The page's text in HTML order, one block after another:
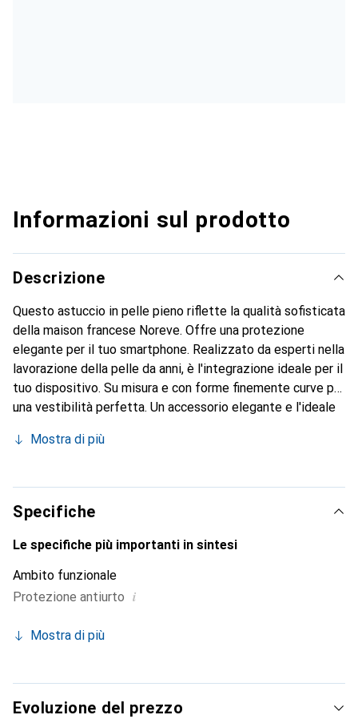
Informazioni sul prodotto
Descrizione
Questo astuccio in pelle pieno riflette la qualità sofisticata
della maison francese Noreve. Offre una protezione
elegante per il tuo smartphone. Realizzato da esperti nella
lavorazione della pelle da anni, è l'integrazione ideale per il
tuo dispositivo. Su misura e con forme finemente curve per
una vestibilità perfetta. Un accessorio elegante e l'ideale
conosciuto a livello internazionale per i suoi prodotti di
esigente.
Mostra di più
Specifiche
Le specifiche più importanti in sintesi
Ambito funzionale
Protezione antiurto i
Mostra di più
Evoluzione del prezzo